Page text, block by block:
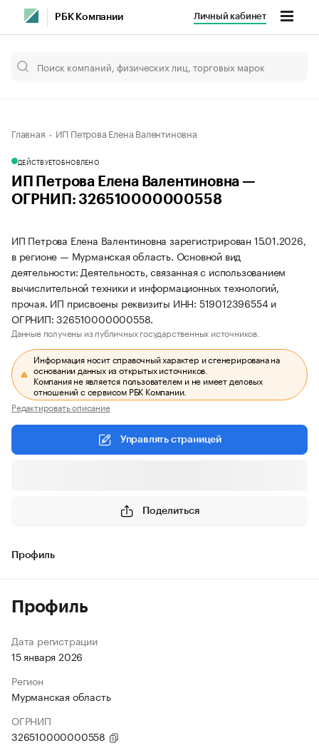
РБК Компании Личный кабинет
Главная ИП Петрова Елена Валентиновна
ДЕЙСТВУЕТОБНОВЛЕНО
ИП Петрова Елена Валентиновна —
ОГРНИП: 326510000000558
ИП Петрова Елена Валентиновна зарегистрирован 15.01.2026,
в регионе — Мурманская область. Основной вид
деятельности: Деятельность, связанная с использованием
вычислительной техники и информационных технологий,
прочая. ИП присвоены реквизиты ИНН: 519012396554 и
ОГРНИП: 326510000000558.
Данные получены из публичных государственных источников.
Информация носит справочный характер и сгенерирована на
основании данных из открытых источников.
Компания не является пользователем и не имеет деловых
отношений с сервисом РБК Компании.
Редактировать описание
Управлять страницей
Поделиться
Профиль
Профиль
Дата регистрации
15 января 2026
Регион
Мурманская область
ОГРНИП
326510000000558